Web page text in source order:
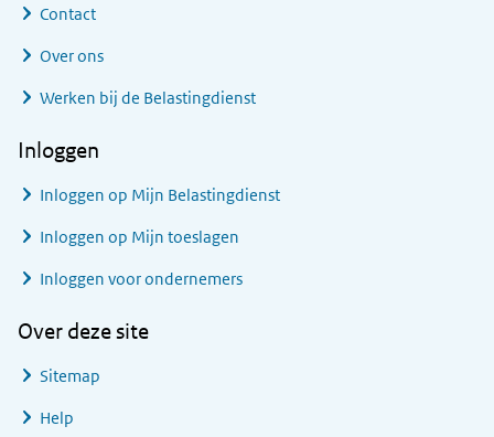
Contact
Over ons
Werken bij de Belastingdienst
Inloggen
Inloggen op Mijn Belastingdienst
Inloggen op Mijn toeslagen
Inloggen voor ondernemers
Over deze site
Sitemap
Help